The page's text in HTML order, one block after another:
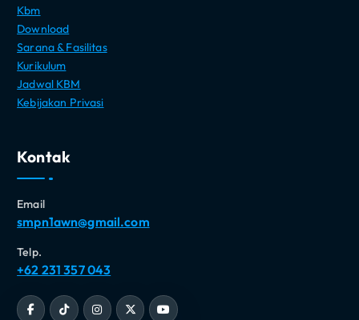
Kbm
Download
Sarana & Fasilitas
Kurikulum
Jadwal KBM
Kebijakan Privasi
Kontak
Email
smpn1awn@gmail.com
Telp.
+62 231 357 043